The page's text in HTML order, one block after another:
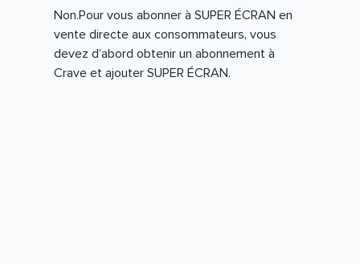
Non.Pour vous abonner à SUPER ÉCRAN en
vente directe aux consommateurs, vous
devez d’abord obtenir un abonnement à
Crave et ajouter SUPER ÉCRAN.